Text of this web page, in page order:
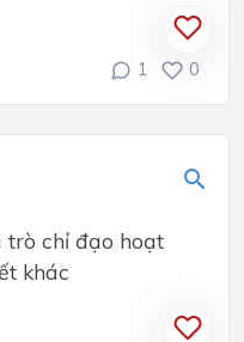
1 0
trò chỉ đạo hoạt
khác